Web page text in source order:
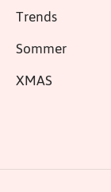
Trends
Sommer
XMAS